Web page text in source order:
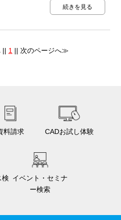
続きを見る
|| 1 || 次のページへ≫
料請求 CADお試し体験
検 イベント・セミナ
ー検索